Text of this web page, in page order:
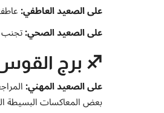
على الصعيد العاطفي:
على الصعيد الصحي:تجنب
♐ برج القوس (22 نوفمبر - 21
على الصعيد المهني:
بعض المعاكسات البسيطة